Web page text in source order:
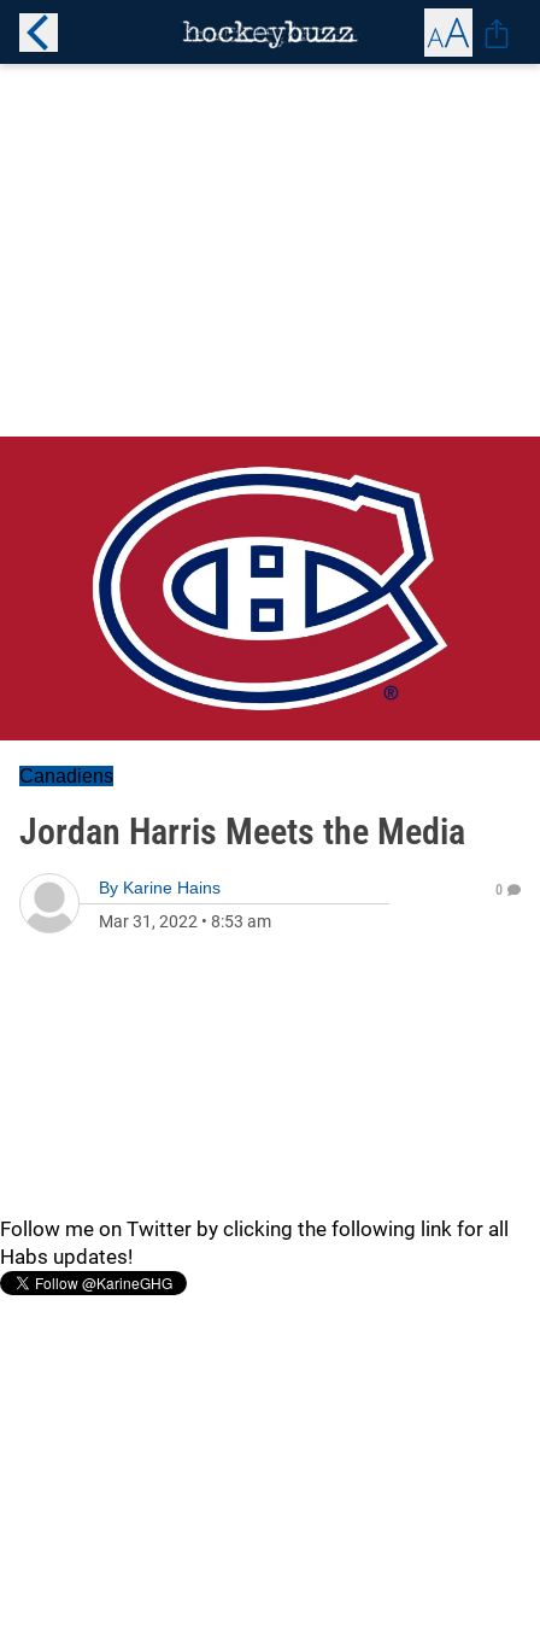
Canadiens
Jordan Harris Meets the Media
By Karine Hains
Mar 31, 2022 • 8:53 am
0
Follow me on Twitter by clicking the following link for all
Habs updates!